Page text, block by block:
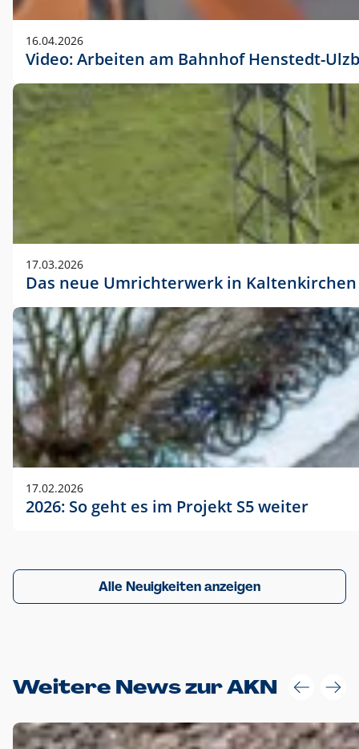
16.04.2026
Video: Arbeiten am Bahnhof Henstedt-
17.03.2026
Das neue Umrichterwerk in Kaltenkirchen
17.02.2026
2026: So geht es im Projekt S5 weiter
Alle Neuigkeiten anzeigen
Weitere News zur AKN